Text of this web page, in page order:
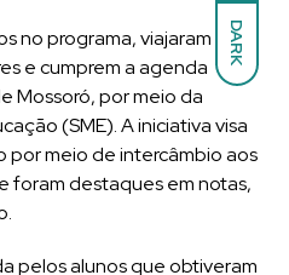
DARK
no programa, viajaram
e cumprem a agenda
Mossoró, por meio da
(SME). A iniciativa visa
por meio de intercâmbio aos
foram destaques em notas,
pelos alunos que obtiveram